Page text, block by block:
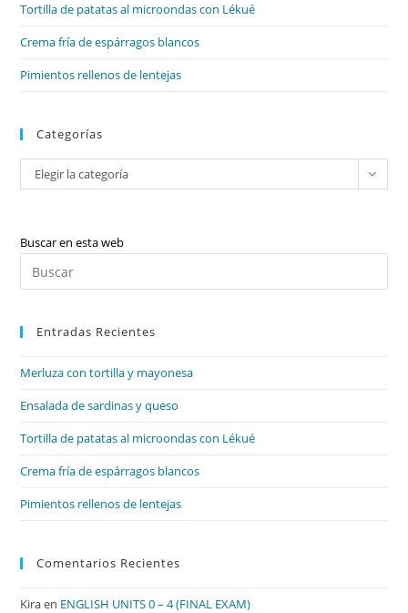
Tortilla de patatas al microondas con Lékué
Crema fría de espárragos blancos
Pimientos rellenos de lentejas
Categorías
Categorías
Elegir la categoría
Buscar en esta web
Entradas Recientes
Merluza con tortilla y mayonesa
Ensalada de sardinas y queso
Tortilla de patatas al microondas con Lékué
Crema fría de espárragos blancos
Pimientos rellenos de lentejas
Comentarios Recientes
Kiraen ENGLISH UNITS 0 – 4 (FINAL EXAM)